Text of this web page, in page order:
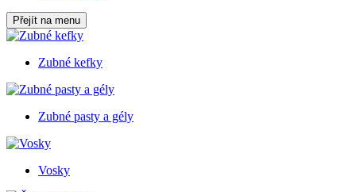
Přejít na menu
Zubné kefky
Zubné pasty a gély
Vosky